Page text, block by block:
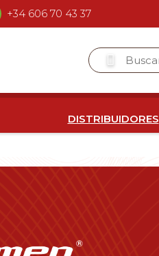
+34 606 70 43 37
DISTRIBUIDORES